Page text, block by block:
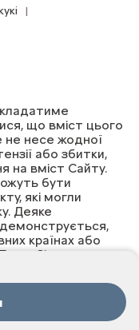
що вміст цього
не несе жодної
або збитки,
на вміст Сайту.
бути
які могли
Деяке
країнах або
Сітроен
змінювати
час. Для
зверніться до